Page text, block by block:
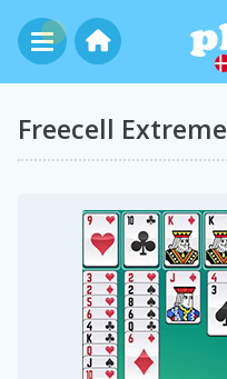
Freecell Extreme